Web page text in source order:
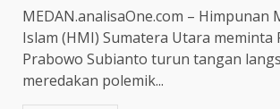
MEDAN.analisaOne.com – Himpunan
Islam (HMI) Sumatera Utara meminta
Prabowo Subianto turun tangan
meredakan polemik...